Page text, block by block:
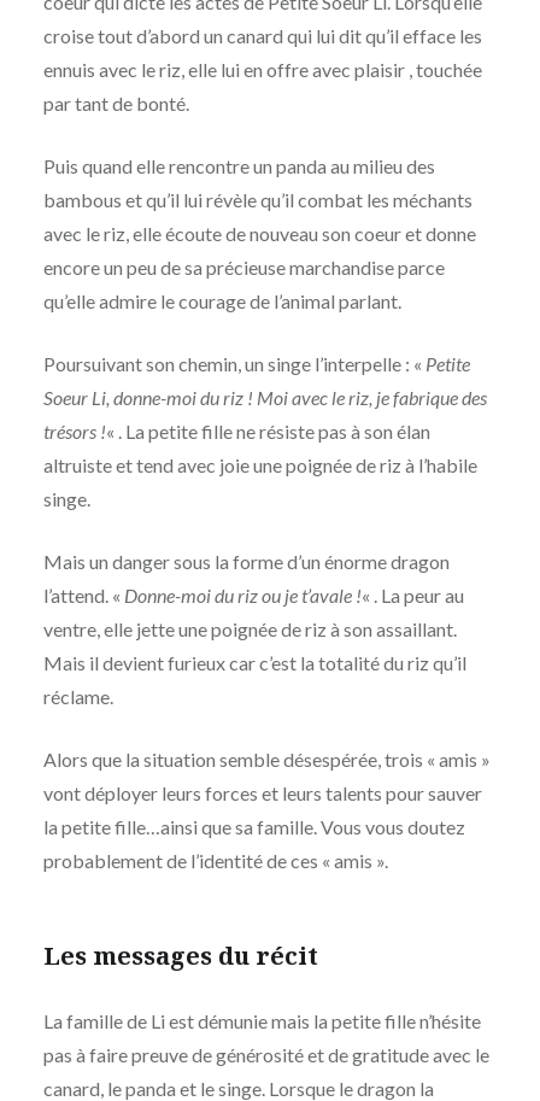
croise tout d’abord un canard qui lui dit qu’il efface les
ennuis avec le riz, elle lui en offre avec plaisir , touchée
par tant de bonté.
Puis quand elle rencontre un panda au milieu des
bambous et qu’il lui révèle qu’il combat les méchants
avec le riz, elle écoute de nouveau son coeur et donne
encore un peu de sa précieuse marchandise parce
qu’elle admire le courage de l’animal parlant.
Poursuivant son chemin, un singe l’interpelle : « Petite
Soeur Li, donne-moi du riz ! Moi avec le riz, je fabrique des
trésors !« . La petite fille ne résiste pas à son élan
altruiste et tend avec joie une poignée de riz à l’habile
singe.
Mais un danger sous la forme d’un énorme dragon
l’attend. « Donne-moi du riz ou je t’avale !« . La peur au
ventre, elle jette une poignée de riz à son assaillant.
Mais il devient furieux car c’est la totalité du riz qu’il
réclame.
Alors que la situation semble désespérée, trois « amis »
vont déployer leurs forces et leurs talents pour sauver
la petite fille…ainsi que sa famille. Vous vous doutez
probablement de l’identité de ces « amis ».
Les messages du récit
La famille de Li est démunie mais la petite fille n’hésite
pas à faire preuve de générosité et de gratitude avec le
canard, le panda et le singe. Lorsque le dragon la